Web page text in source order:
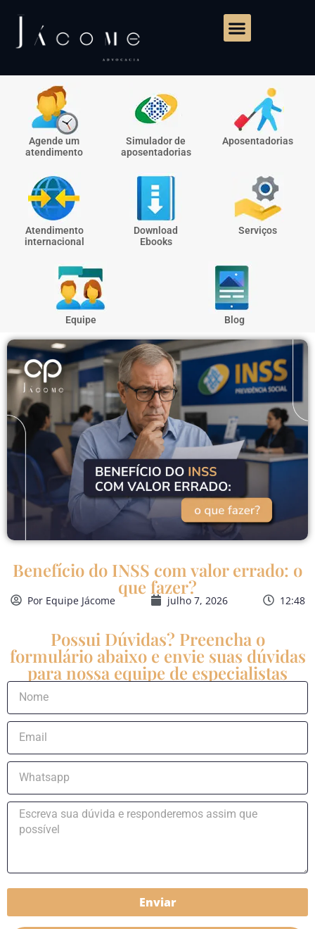
Agende um
atendimento
Simulador de
aposentadorias
Aposentadorias
Atendimento
internacional
Download
Ebooks
Serviços
Equipe Blog
Benefício do INSS com valor errado: o
que fazer?
PorEquipe Jácome julho 7, 2026 12:48
Possui Dúvidas? Preencha o
formulário abaixo e envie suas dúvidas
para nossa equipe de especialistas
Enviar